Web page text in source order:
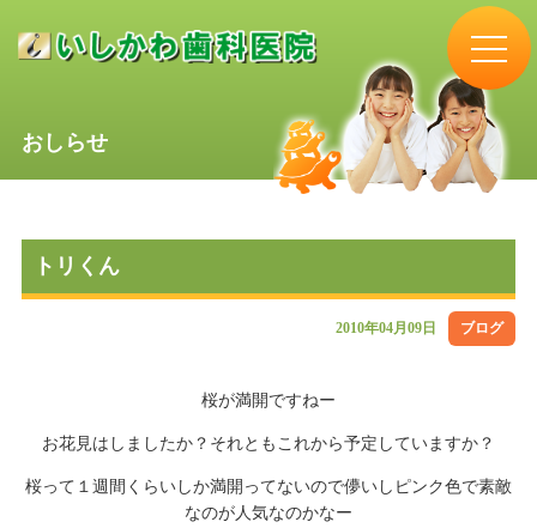
おしらせ
トリくん
2010年04月09日 ブログ
桜が満開ですねー
お花見はしましたか？それともこれから予定していますか？
桜って１週間くらいしか満開ってないので儚いしピンク色で素敵
なのが人気なのかなー